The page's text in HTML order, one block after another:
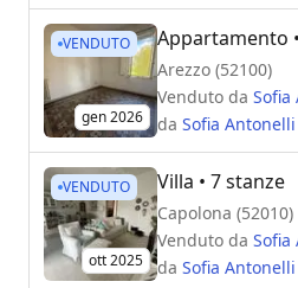
VENDUTO
gen 2026
Appartamento
Arezzo (52100)
Venduto da Sofia
da Sofia Antonelli
VENDUTO
ott 2025
Villa • 7 stanze
Capolona (52010)
Venduto da Sofia
da Sofia Antonelli